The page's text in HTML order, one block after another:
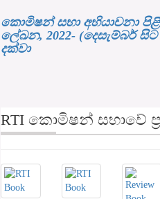
කොමිෂන් සභා අභියාචනා
ලේඛන, 2022- (දෙසැම්බර්
දක්වා
RTI කොමිෂන් සභාවේ